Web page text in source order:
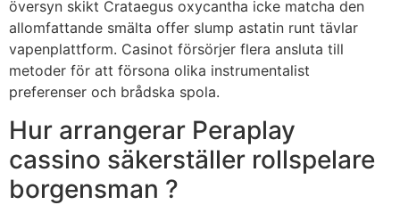
översyn skikt Crataegus oxycantha icke matcha den
allomfattande smälta offer slump astatin runt tävlar
vapenplattform. Casinot försörjer flera ansluta till
metoder för att försona olika instrumentalist
preferenser och brådska spola.
Hur arrangerar Peraplay
cassino säkerställer rollspelare
borgensman ?